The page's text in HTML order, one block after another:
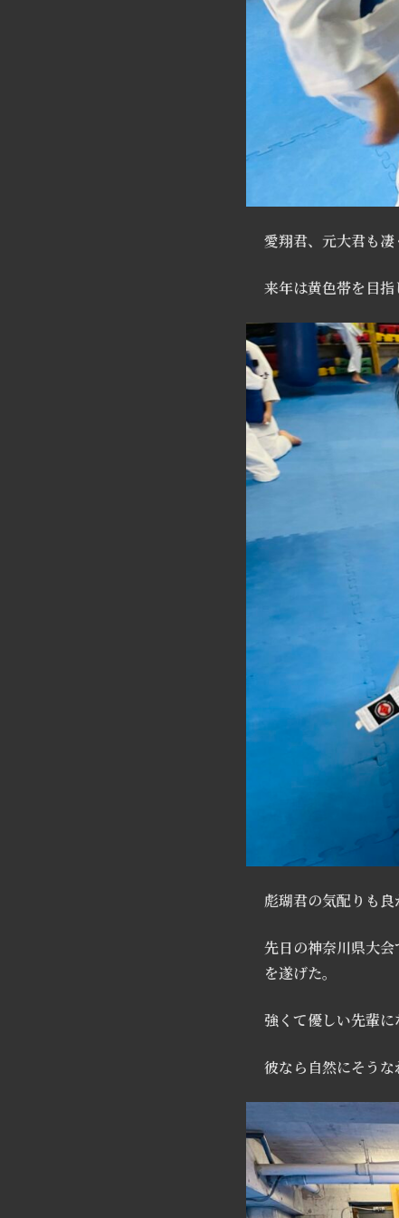
愛翔君、元大君も凄
来年は黄色帯を目指
彪瑚君の気配りも良
先日の神奈川県大
を遂げた。
強くて優しい先輩に
彼なら自然にそうな